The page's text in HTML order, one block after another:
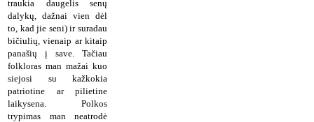
traukia daugelis senų
dalykų, dažnai vien dėl
to, kad jie seni) ir suradau
bičiulių, vienaip ar kitaip
panašių į save. Tačiau
folkloras man mažai kuo
siejosi su kažkokia
patriotine ar pilietine
laikysena. Polkos
trypimas man neatrodė